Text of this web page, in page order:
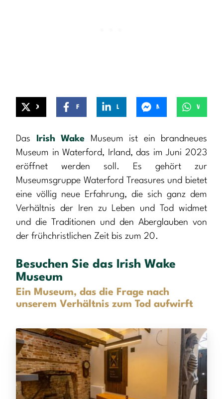
Das Irish Wake Museum ist ein brandneues
Museum in Waterford, Irland, das im Juni 2023
eröffnet werden soll. Es gehört zur
Museumsgruppe Waterford Treasures und bietet
eine völlig neue Erfahrung, die sich ganz dem
Verhältnis der Iren zu Leben und Tod widmet
und die Traditionen und den Aberglauben von
der frühchristlichen Zeit bis zum 20.
Besuchen Sie das Irish Wake
Museum
Ein Museum, das die Frage nach
unserem Verhältnis zum Tod aufwirft